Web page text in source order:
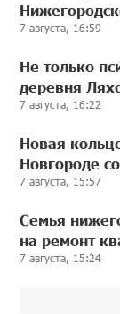
7 августа, 16:59
Не только
деревня
7 августа, 16:22
Новая
Новгороде
7 августа, 15:57
Семья
на ремонт
7 августа, 15:24